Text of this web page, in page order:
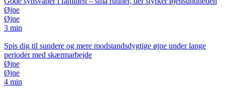
Øjne
Øjne
3 min
Spis dig til sundere og mere modstandsdygtige øjne under lange
perioder med skærmarbejde
Øjne
Øjne
4 min